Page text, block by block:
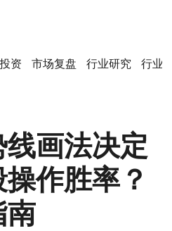
资 市场复盘 行业研究 行业
画法决定
作胜率？
南